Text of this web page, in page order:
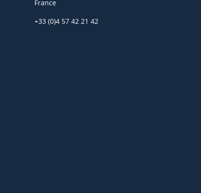
France
+33 (0)4 57 42 21 42